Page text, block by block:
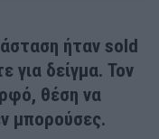
ήταν sold
για δείγμα. Τον
θέση να
μπορούσες.